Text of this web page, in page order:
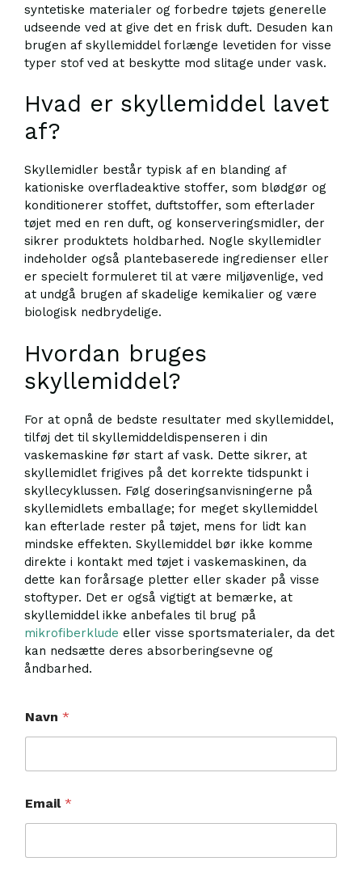
syntetiske materialer og forbedre tøjets generelle
udseende ved at give det en frisk duft. Desuden kan
brugen af skyllemiddel forlænge levetiden for visse
typer stof ved at beskytte mod slitage under vask.
Hvad er skyllemiddel lavet
af?
Skyllemidler består typisk af en blanding af
kationiske overfladeaktive stoffer, som blødgør og
konditionerer stoffet, duftstoffer, som efterlader
tøjet med en ren duft, og konserveringsmidler, der
sikrer produktets holdbarhed. Nogle skyllemidler
indeholder også plantebaserede ingredienser eller
er specielt formuleret til at være miljøvenlige, ved
at undgå brugen af skadelige kemikalier og være
biologisk nedbrydelige.
Hvordan bruges
skyllemiddel?
For at opnå de bedste resultater med skyllemiddel,
tilføj det til skyllemiddeldispenseren i din
vaskemaskine før start af vask. Dette sikrer, at
skyllemidlet frigives på det korrekte tidspunkt i
skyllecyklussen. Følg doseringsanvisningerne på
skyllemidlets emballage; for meget skyllemiddel
kan efterlade rester på tøjet, mens for lidt kan
mindske effekten. Skyllemiddel bør ikke komme
direkte i kontakt med tøjet i vaskemaskinen, da
dette kan forårsage pletter eller skader på visse
stoftyper. Det er også vigtigt at bemærke, at
skyllemiddel ikke anbefales til brug på
mikrofiberklude eller visse sportsmaterialer, da det
kan nedsætte deres absorberingsevne og
åndbarhed.
Navn *
e
s
Email *